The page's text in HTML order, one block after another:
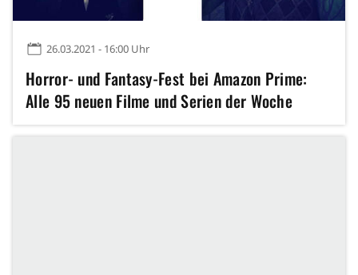
26.03.2021 - 16:00 Uhr
Horror- und Fantasy-Fest bei Amazon Prime:
Alle 95 neuen Filme und Serien der Woche